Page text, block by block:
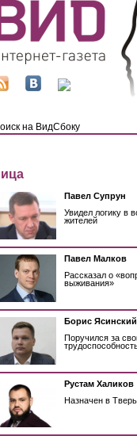
Павел Супрун
Увидел логику в
жителей
Павел Малков
Рассказал о
выживания»
Борис Ясинский
Поручился за
Рустам Халиков
Назначен в Тверь